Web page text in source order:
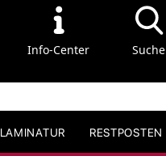
Info-Center Suche
LAMINATUR RESTPOSTEN